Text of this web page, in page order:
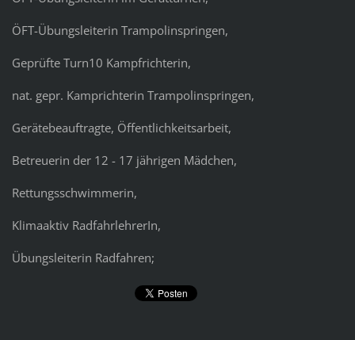
ÖFT-Übungsleiterin Trampolinspringen,
Geprüfte Turn10 Kampfrichterin,
nat. gepr. Kamprichterin Trampolinspringen,
Gerätebeauftragte, Öffentlichkeitsarbeit,
Betreuerin der 12 - 17 jährigen Mädchen,
Rettungsschwimmerin,
Klimaaktiv RadfahrlehrerIn,
Übungsleiterin Radfahren;